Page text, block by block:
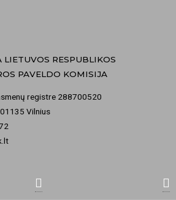
RESPUBLIKOS
PAVELDO KOMISIJA
registre 288700520
Vilnius